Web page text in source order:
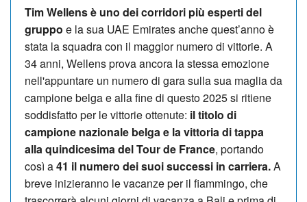
Tim Wellens è uno dei corridori più esperti del
gruppo e la sua UAE Emirates anche quest’anno è
stata la squadra con il maggior numero di vittorie. A
34 anni, Wellens prova ancora la stessa emozione
nell'appuntare un numero di gara sulla sua maglia da
campione belga e alla fine di questo 2025 si ritiene
soddisfatto per le vittorie ottenute: il titolo di
campione nazionale belga e la vittoria di tappa
alla quindicesima del Tour de France, portando
così a41 il numero dei suoi successi in carriera.A
breve inizieranno le vacanze per il fiammingo, che